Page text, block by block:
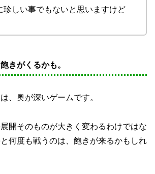
珍しい事でもないと思いますけど
きがくるかも。
、奥が深いゲームです。
開そのものが大きく変わるわけではな
何度も戦うのは、飽きが来るかもしれ